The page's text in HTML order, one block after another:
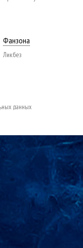
Фанзона
Ликбез
данных